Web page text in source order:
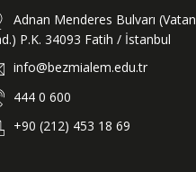
Adnan Menderes Bulvarı (Vatan
P.K. 34093 Fatih / İstanbul
info@bezmialem.edu.tr
444 0 600
+90 (212) 453 18 69